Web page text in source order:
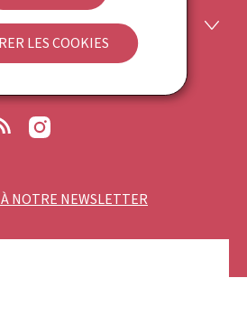
LES COOKIES
RSS
NOTRE NEWSLETTER